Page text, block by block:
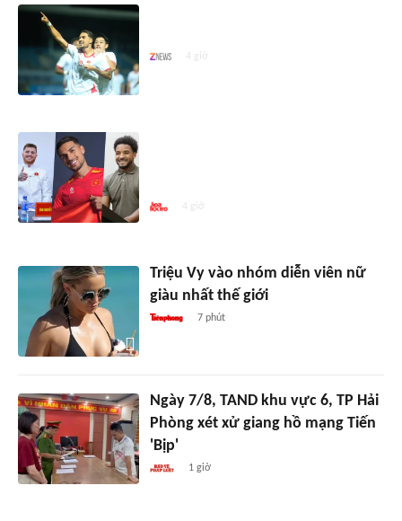
4 giờ
4 giờ
Triệu Vy vào nhóm diễn viên nữ
giàu nhất thế giới
7 phút
Ngày 7/8, TAND khu vực 6, TP Hải
Phòng xét xử giang hồ mạng Tiến
'Bịp'
1 giờ